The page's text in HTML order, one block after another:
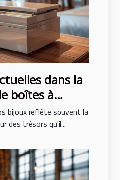
dans la
boîtes à
et
bijoux reflète souvent la
des trésors qu'il...